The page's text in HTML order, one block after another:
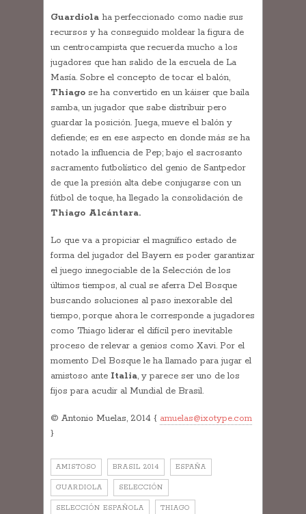
Guardiolaha perfeccionado como nadie sus
recursos y ha conseguido moldear la figura de
un centrocampista que recuerda mucho a los
jugadores que han salido de la escuela de La
Masía. Sobre el concepto de tocar el balón,
Thiago se ha convertido en un káiser que baila
samba, un jugador que sabe distribuir pero
guardar la posición. Juega, mueve el balón y
defiende; es en ese aspecto en donde más se ha
notado la influencia de Pep; bajo el sacrosanto
sacramento futbolístico del genio de Santpedor
de que la presión alta debe conjugarse con un
fútbol de toque, ha llegado la consolidación de
Thiago Alcántara.
Lo que va a propiciar el magnífico estado de
forma del jugador del Bayern es poder garantizar
el juego innegociable de la Selección de los
últimos tiempos, al cual se aferra Del Bosque
buscando soluciones al paso inexorable del
tiempo, porque ahora le corresponde a jugadores
como Thiago liderar el difícil pero inevitable
proceso de relevar a genios como Xavi. Por el
momento Del Bosque le ha llamado para jugar el
amistoso ante Italia, y parece ser uno de los
fijos para acudir al Mundial de Brasil.
© Antonio Muelas, 2014 { amuelas@ixotype.com
}
AMISTOSO BRASIL 2014 ESPAÑA
GUARDIOLA SELECCIÓN
SELECCIÓN ESPAÑOLA THIAGO